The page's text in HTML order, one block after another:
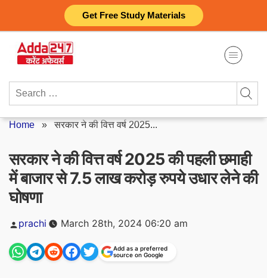
Get Free Study Materials
content
Search
Home »सरकार ने की वित्त वर्ष 2025...
सरकार ने की वित्त वर्ष 2025 की पहली छमाही
में बाजार से 7.5 लाख करोड़ रुपये उधार लेने की
घोषणा
Posted
by
prachi March 28th, 2024 06:20 am
Add as a preferred
source on Google